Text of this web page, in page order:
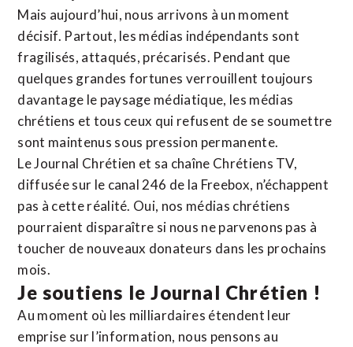
Mais aujourd’hui, nous arrivons à un moment
décisif. Partout, les médias indépendants sont
fragilisés, attaqués, précarisés. Pendant que
quelques grandes fortunes verrouillent toujours
davantage le paysage médiatique, les médias
chrétiens et tous ceux qui refusent de se soumettre
sont maintenus sous pression permanente.
Le Journal Chrétien et sa chaîne Chrétiens TV,
diffusée sur le canal 246 de la Freebox, n’échappent
pas à cette réalité. Oui, nos médias chrétiens
pourraient disparaître si nous ne parvenons pas à
toucher de nouveaux donateurs dans les prochains
mois.
Je soutiens le Journal Chrétien !
Au moment où les milliardaires étendent leur
emprise sur l’information, nous pensons au